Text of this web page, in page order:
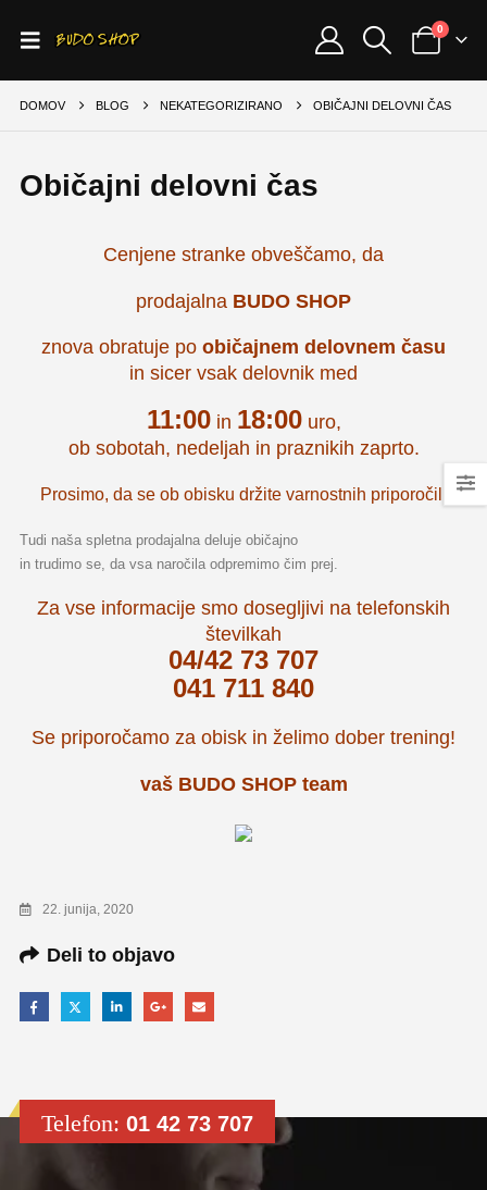
0
DOMOV BLOG NEKATEGORIZIRANO OBIČAJNI DELOVNI ČAS
Običajni delovni čas
Cenjene stranke obveščamo, da
prodajalna BUDO SHOP
znova obratuje po običajnem delovnem času
in sicer vsak delovnik med
11:00in 18:00uro,
ob sobotah, nedeljah in praznikih zaprto.
Prosimo, da se ob obisku držite varnostnih priporočil.
Tudi naša spletna prodajalna deluje običajno
in trudimo se, da vsa naročila odpremimo čim prej.
Za vse informacije smo dosegljivi na telefonskih
številkah
04/42 73 707
041 711 840
Se priporočamo za obisk in želimo dober trening!
vaš BUDO SHOP team
22. junija, 2020
Deli to objavo
Telefon: 01 42 73 707